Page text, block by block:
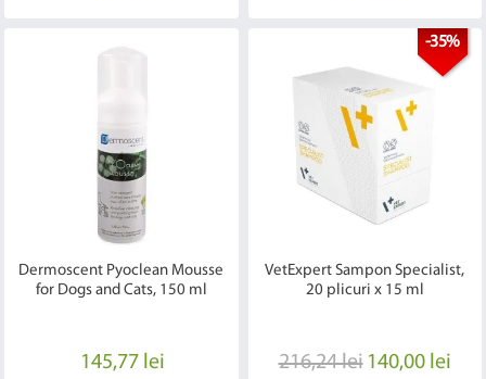
Dermoscent Pyoclean Mousse
for Dogs and Cats, 150 ml
145,77 lei
-35%
VetExpert Sampon Specialist,
20 plicuri x 15 ml
216,24 lei 140,00 lei